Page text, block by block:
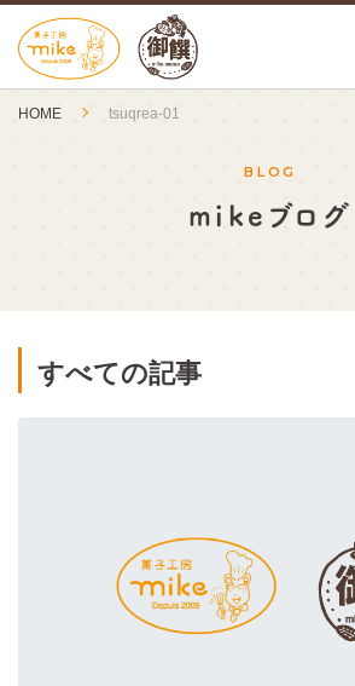
HOME tsuqrea-01
BLOG
mikeブログ
すべての記事